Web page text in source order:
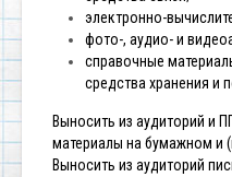
электронно-
фото-, аудио- и
справочные
средства хранения и
Выносить из аудиторий и
материалы на бумажном и
Выносить из аудиторий